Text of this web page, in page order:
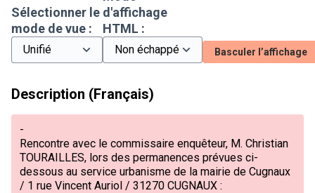
Sélectionner le
mode de vue :
d'affichage
HTML :
Basculer l’affichage
Description (Français)
-
Rencontre avec le commissaire enquêteur, M. Christian
TOURAILLES, lors des permanences prévues ci-
dessous au service urbanisme de la mairie de Cugnaux
/ 1 rue Vincent Auriol / 31270 CUGNAUX :